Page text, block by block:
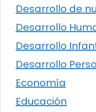
Desarrollo de
Desarrollo
Desarrollo
Desarrollo
Economía
Educación